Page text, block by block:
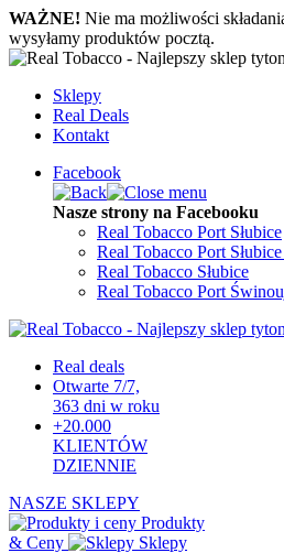
WAŻNE! Nie ma możliwości
wysyłamy produktów pocztą.
Sklepy
Real Deals
Kontakt
Facebook
Nasze strony na Facebooku
Real Tobacco Port Słubice
Real Tobacco Port
Real Tobacco Słubice
Real Tobacco Port
Real deals
Otwarte 7/7,
363 dni w roku
+20.000
KLIENTÓW
DZIENNIE
NASZE SKLEPY
Produkty
& Ceny
Sklepy